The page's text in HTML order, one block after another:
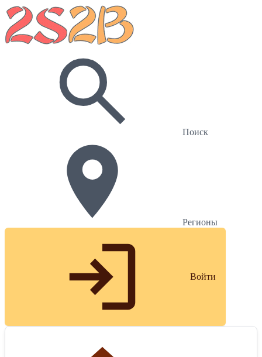
Поиск
Регионы
Войти